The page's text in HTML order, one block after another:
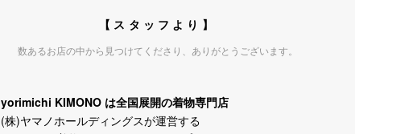
【スタッフより】
数あるお店の中から見つけてくださり、ありがとうございます。
yorimichi KIMONO は全国展開の着物専門店
(株)ヤマノホールディングスが運営する